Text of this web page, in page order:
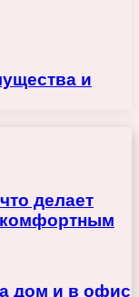
и
делает
комфортным
дом и в офис